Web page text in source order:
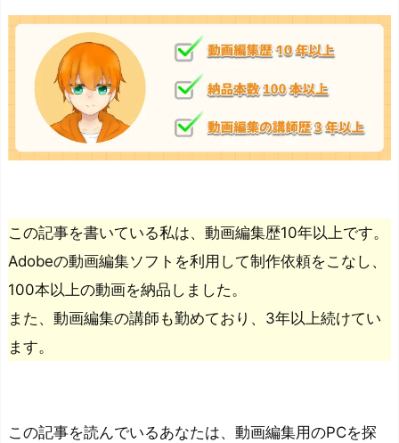
この記事を書いている私は、動画編集歴10年以上です。
Adobeの動画編集ソフトを利用して制作依頼をこなし、
100本以上の動画を納品しました。
また、動画編集の講師も勤めており、3年以上続けてい
ます。
この記事を読んでいるあなたは、動画編集用のPCを探